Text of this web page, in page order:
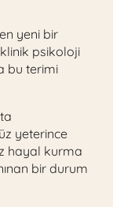
yeni bir
psikoloji
bu terimi
yeterince
hayal kurma
bir durum